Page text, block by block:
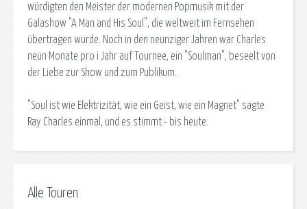
würdigten den Meister der modernen Popmusik mit der
Galashow "A Man and His Soul", die weltweit im Fernsehen
übertragen wurde. Noch in den neunziger Jahren war Charles
neun Monate pro i Jahr auf Tournee, ein "Soulman", beseelt von
der Liebe zur Show und zum Publikum.
"Soul ist wie Elektrizität, wie ein Geist, wie ein Magnet" sagte
Ray Charles einmal, und es stimmt - bis heute.
Alle Touren